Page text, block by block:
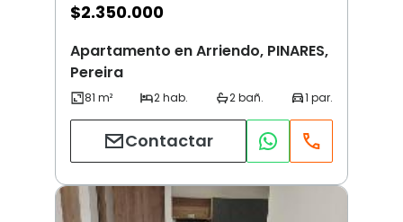
$2.350.000
Apartamento en Arriendo, PINARES,
Pereira
Contactar